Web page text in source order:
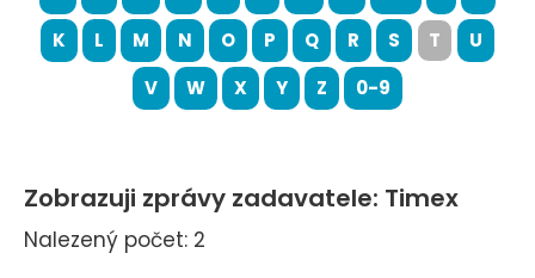
K
L M N O P Q R S T
U
V
W X Y Z 0-9
Zobrazuji zprávy zadavatele: Timex
Nalezený počet: 2